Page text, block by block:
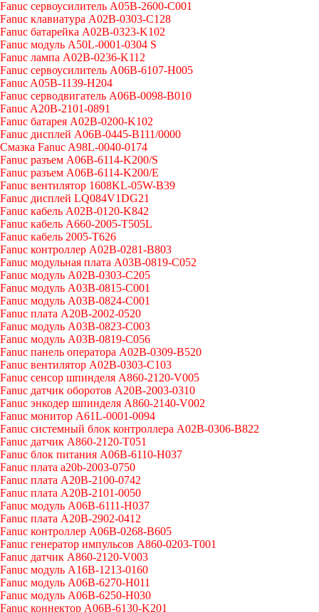
Fanuc сервоусилитель A05B-2600-C001
Fanuc клавиатура A02B-0303-C128
Fanuc батарейка A02B-0323-K102
Fanuc модуль A50L-0001-0304 S
Fanuc лампа A02B-0236-K112
Fanuc сервоусилитель A06B-6107-H005
Fanuc A05B-1139-H204
Fanuc серводвигатель A06B-0098-B010
Fanuc A20B-2101-0891
Fanuc батарея A02B-0200-K102
Fanuc дисплей А06В-0445-В111/0000
Cмазка Fanuc A98L-0040-0174
Fanuc разъем A06B-6114-K200/S
Fanuc разъем A06B-6114-K200/E
Fanuc вентилятор 1608KL-05W-B39
Fanuc дисплей LQ084V1DG21
Fanuc кабель A02B-0120-K842
Fanuc кабель A660-2005-T505L
Fanuc кабель 2005-T626
Fanuc контроллер A02B-0281-B803
Fanuc модульная плата A03B-0819-C052
Fanuc модуль A02B-0303-C205
Fanuc модуль A03B-0815-C001
Fanuc модуль A03B-0824-C001
Fanuc плата A20B-2002-0520
Fanuc модуль A03B-0823-C003
Fanuc модуль A03B-0819-C056
Fanuc панель оператора A02B-0309-B520
Fanuc вентилятор A02B-0303-C103
Fanuc cенсор шпинделя A860-2120-V005
Fanuc датчик оборотов A20B-2003-0310
Fanuc энкодер шпинделя A860-2140-V002
Fanuc монитор A61L-0001-0094
Fanuc системный блок контроллера A02B-0306-B822
Fanuc датчик A860-2120-T051
Fanuc блок питания A06B-6110-H037
Fanuc плата a20b-2003-0750
Fanuc плата A20B-2100-0742
Fanuc плата A20B-2101-0050
Fanuc модуль A06B-6111-H037
Fanuc плата A20B-2902-0412
Fanuc контроллер A06B-0268-B605
Fanuc генератор импульсов A860-0203-T001
Fanuc датчик A860-2120-V003
Fanuc модуль A16B-1213-0160
Fanuc модуль A06B-6270-H011
Fanuc модуль A06B-6250-H030
Fanuc коннектор A06B-6130-K201